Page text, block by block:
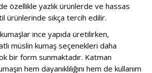
özellikle yazlık ürünlerde ve hassas
ürünlerinde sıkça tercih edilir.
ince yapıda üretilirken,
müslin kumaş seçenekleri daha
bir form sunmaktadır. Katman
hem dayanıklılığını hem de kullanım